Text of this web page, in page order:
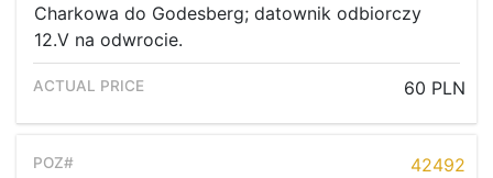
Charkowa do Godesberg; datownik odbiorczy
12.V na odwrocie.
60 PLN
42492